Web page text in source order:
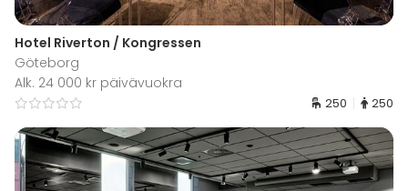
Hotel Riverton / Kongressen
Göteborg
Alk. 24 000 kr päivävuokra
250 250